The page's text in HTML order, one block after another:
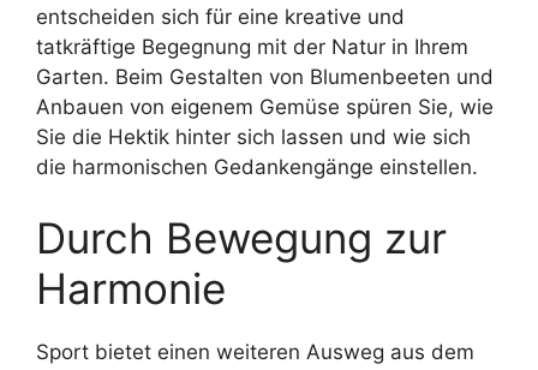
entscheiden sich für eine kreative und
tatkräftige Begegnung mit der Natur in Ihrem
Garten. Beim Gestalten von Blumenbeeten und
Anbauen von eigenem Gemüse spüren Sie, wie
Sie die Hektik hinter sich lassen und wie sich
die harmonischen Gedankengänge einstellen.
Durch Bewegung zur
Harmonie
Sport bietet einen weiteren Ausweg aus dem